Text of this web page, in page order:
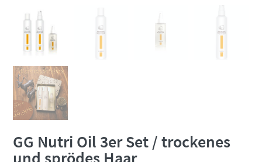
GG Nutri Oil 3er Set / trockenes